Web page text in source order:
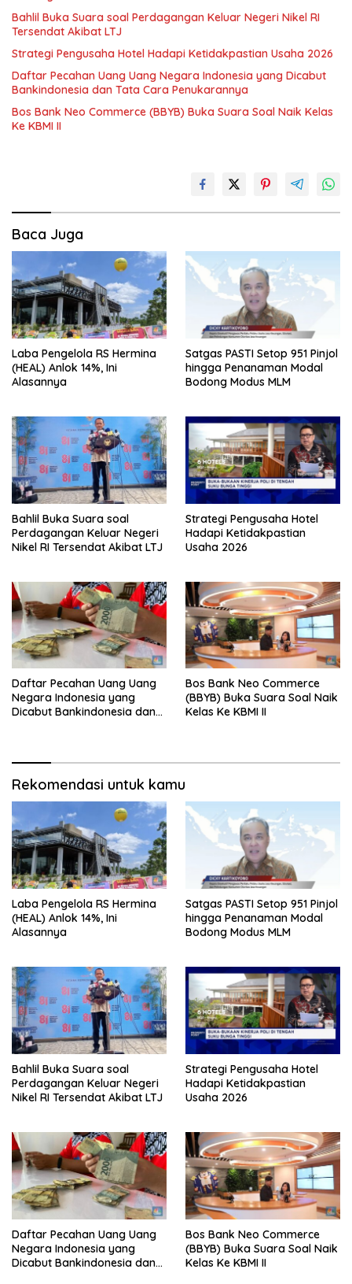
Bahlil Buka Suara soal Perdagangan Keluar Negeri Nikel RI
Tersendat Akibat LTJ
Strategi Pengusaha Hotel Hadapi Ketidakpastian Usaha 2026
Daftar Pecahan Uang Uang Negara Indonesia yang Dicabut
Bankindonesia dan Tata Cara Penukarannya
Bos Bank Neo Commerce (BBYB) Buka Suara Soal Naik Kelas
Ke KBMI II
Baca Juga
Laba Pengelola RS Hermina
(HEAL) Anlok 14%, Ini
Alasannya
Satgas PASTI Setop 951 Pinjol
hingga Penanaman Modal
Bodong Modus MLM
Bahlil Buka Suara soal
Perdagangan Keluar Negeri
Nikel RI Tersendat Akibat LTJ
Strategi Pengusaha Hotel
Hadapi Ketidakpastian
Usaha 2026
Daftar Pecahan Uang Uang
Negara Indonesia yang
Dicabut Bankindonesia dan
Bos Bank Neo Commerce
(BBYB) Buka Suara Soal Naik
Kelas Ke KBMI II
Rekomendasi untuk kamu
Laba Pengelola RS Hermina
(HEAL) Anlok 14%, Ini
Alasannya
Satgas PASTI Setop 951 Pinjol
hingga Penanaman Modal
Bodong Modus MLM
Bahlil Buka Suara soal
Perdagangan Keluar Negeri
Nikel RI Tersendat Akibat LTJ
Strategi Pengusaha Hotel
Hadapi Ketidakpastian
Usaha 2026
Daftar Pecahan Uang Uang
Negara Indonesia yang
Dicabut Bankindonesia dan
Bos Bank Neo Commerce
(BBYB) Buka Suara Soal Naik
Kelas Ke KBMI II